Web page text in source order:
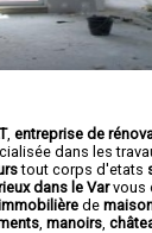
, entreprise de
dans les
tout corps d'etats
dans le Varvous
de
manoirs